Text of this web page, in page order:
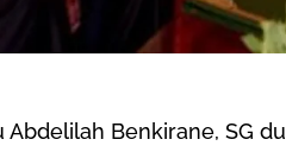
Benkirane, SG